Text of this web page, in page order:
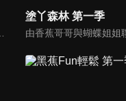
塗丫森林 第一季